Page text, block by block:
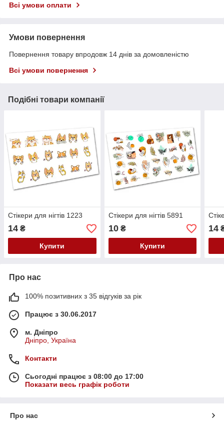
Всі умови оплати
Умови повернення
Повернення товару впродовж 14 днів за домовленістю
Всі умови повернення
Подібні товари компанії
Стікери для нігтів 1223
14 ₴
Купити
Стікери для нігтів 5891
10₴
Купити
14
Про нас
100% позитивних з 35 відгуків за рік
Працює з 30.06.2017
м. Дніпро
Дніпро, Україна
Контакти
Сьогодні працює з 08:00 до 17:00
Показати весь графік роботи
Про нас